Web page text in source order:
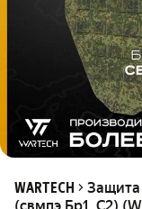
WARTECH
Защита